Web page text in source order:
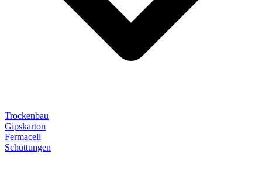
Trockenbau
Gipskarton
Fermacell
Schüttungen